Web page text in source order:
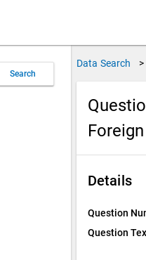
Search
Data Search >
Details
Question
Question